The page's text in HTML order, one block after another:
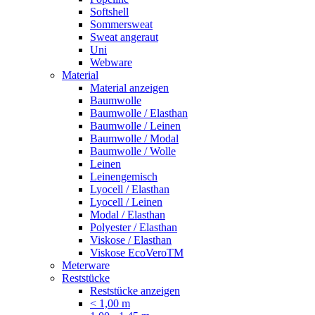
Softshell
Sommersweat
Sweat angeraut
Uni
Webware
Material
Material anzeigen
Baumwolle
Baumwolle / Elasthan
Baumwolle / Leinen
Baumwolle / Modal
Baumwolle / Wolle
Leinen
Leinengemisch
Lyocell / Elasthan
Lyocell / Leinen
Modal / Elasthan
Polyester / Elasthan
Viskose / Elasthan
Viskose EcoVeroTM
Meterware
Reststücke
Reststücke anzeigen
< 1,00 m